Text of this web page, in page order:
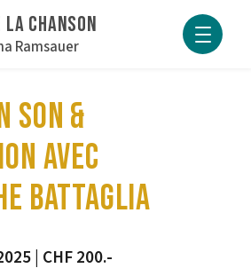
Chanson
Ramsauer
SON &
AVEC
BATTAGLIA
| CHF 200.-